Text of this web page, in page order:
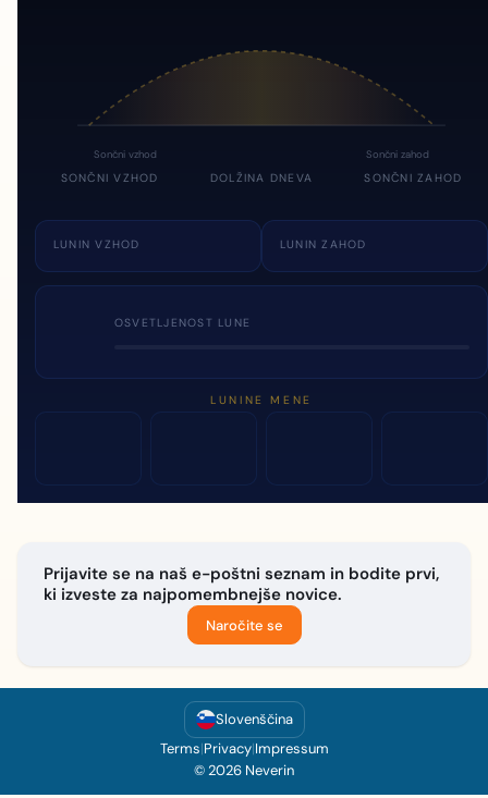
Sončni vzhod Sončni zahod
SONČNI VZHOD DOLŽINA DNEVA SONČNI ZAHOD
LUNIN VZHOD LUNIN ZAHOD
OSVETLJENOST LUNE
LUNINE MENE
Prijavite se na naš e-poštni seznam in bodite prvi,
ki izveste za najpomembnejše novice.
Naročite se
Slovenščina
Terms|Privacy|Impressum
© 2026 Neverin